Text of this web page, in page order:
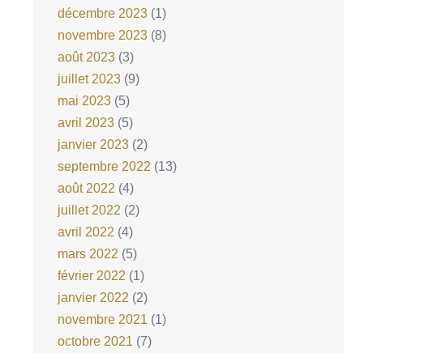
décembre 2023(1)
novembre 2023(8)
août 2023(3)
juillet 2023(9)
mai 2023(5)
avril 2023(5)
janvier 2023(2)
septembre 2022 (13)
août 2022 (4)
juillet 2022 (2)
avril 2022 (4)
mars 2022 (5)
février 2022 (1)
janvier 2022 (2)
novembre 2021(1)
octobre 2021(7)